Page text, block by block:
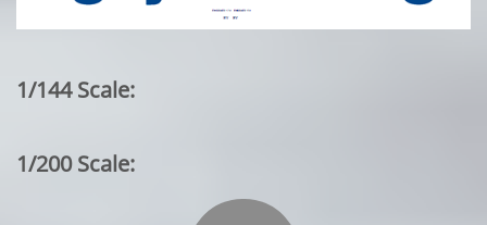
1/144 Scale:
1/200 Scale: